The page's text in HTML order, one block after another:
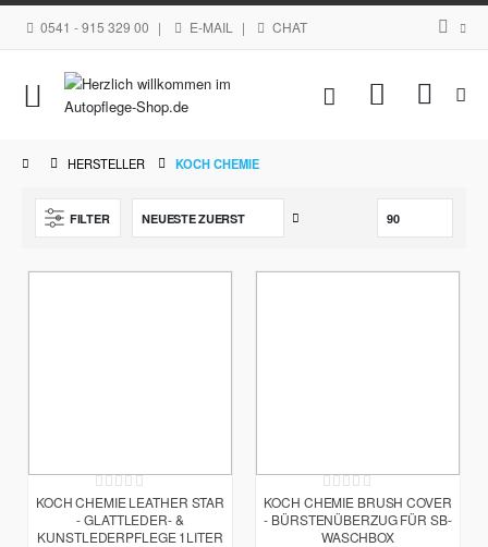
0541 - 915 329 00 | E-MAIL | CHAT
Navigation
umschalten
Mein
HERSTELLER KOCH CHEMIE
FILTER
Rating:
0%
KOCH CHEMIE LEATHER STAR
- GLATTLEDER- &
KUNSTLEDERPFLEGE 1LITER
Rating:
0%
KOCH CHEMIE BRUSH COVER
- BÜRSTENÜBERZUG FÜR SB-
WASCHBOX